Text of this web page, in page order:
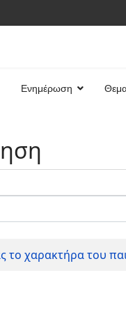
Ενημέρωση
το χαρακτήρα του